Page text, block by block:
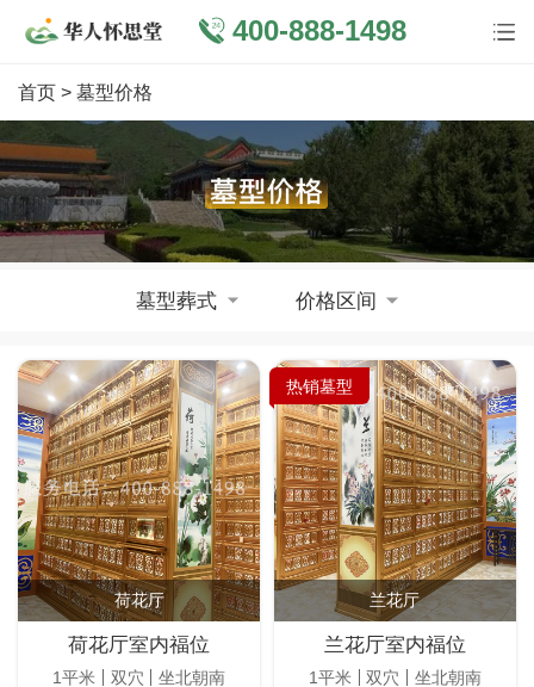
400-888-1498
首页 > 墓型价格
墓型葬式 价格区间
荷花厅
荷花厅室内福位
1平米 双穴 坐北朝南
热销墓型
兰花厅
兰花厅室内福位
1平米 双穴 坐北朝南